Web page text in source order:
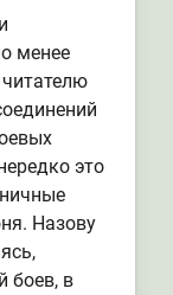
менее
это
Назову
боев, в